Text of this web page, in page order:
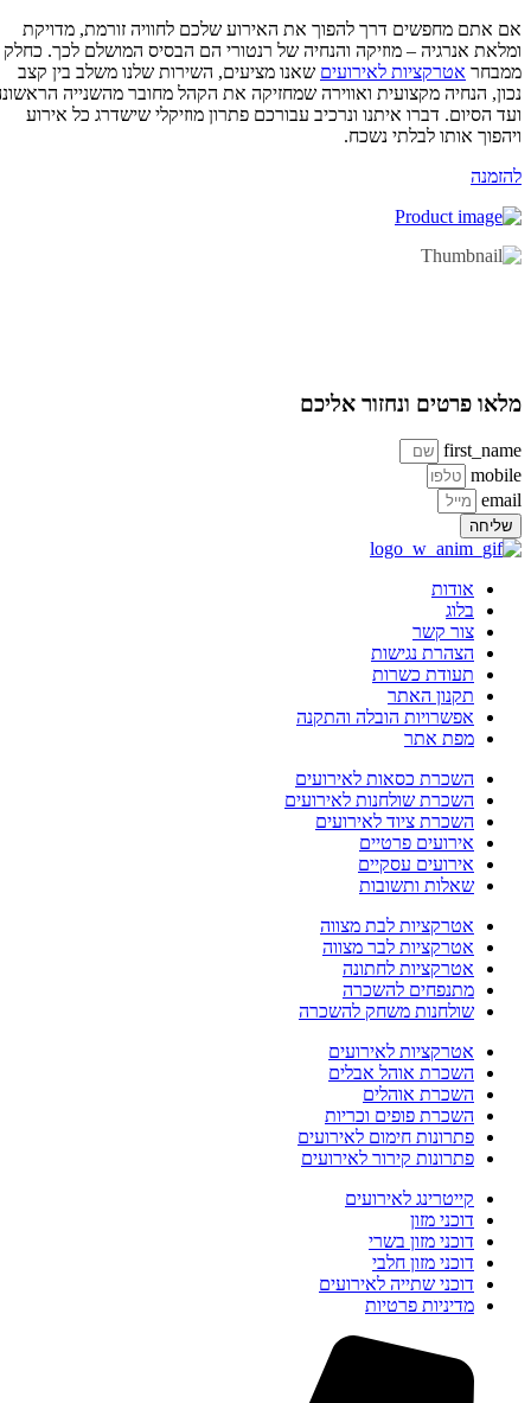
אתם מחפשים דרך להפוך את האירוע שלכם לחוויה זורמת, מדויקת
אנרגיה – מוזיקה והנחיה של רנטורי הם הבסיס המושלם לכך. כחלק
אטרקציות לאירועיםשאנו מציעים, השירות שלנו משלב בין קצב
הנחיה מקצועית ואווירה שמחזיקה את הקהל מחובר מהשנייה הראשונה
הסיום. דברו איתנו ונרכיב עבורכם פתרון מוזיקלי שישדרג כל אירוע
אותו לבלתי נשכח.
פרטים ונחזור אליכם
שליחה
אודות
בלוג
צור קשר
הצהרת נגישות
תעודת כשרות
תקנון האתר
אפשרויות הובלה והתקנה
מפת אתר
השכרת כסאות לאירועים
השכרת שולחנות לאירועים
השכרת ציוד לאירועים
אירועים פרטיים
אירועים עסקיים
שאלות ותשובות
אטרקציות לבת מצווה
אטרקציות לבר מצווה
אטרקציות לחתונה
מתנפחים להשכרה
שולחנות משחק להשכרה
אטרקציות לאירועים
השכרת אוהל אבלים
השכרת אוהלים
השכרת פופים וכריות
פתרונות חימום לאירועים
פתרונות קירור לאירועים
קייטרינג לאירועים
דוכני מזון
דוכני מזון בשרי
דוכני מזון חלבי
דוכני שתייה לאירועים
מדיניות פרטיות